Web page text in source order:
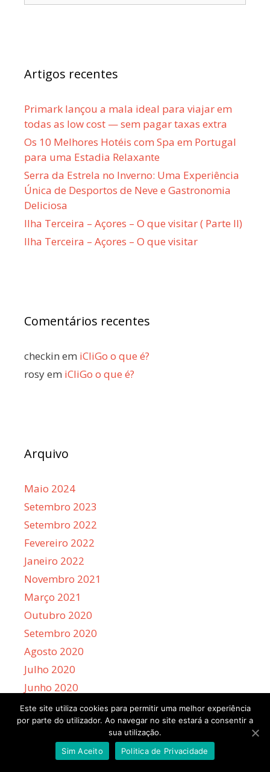
Artigos recentes
Primark lançou a mala ideal para viajar em
todas as low cost — sem pagar taxas extra
Os 10 Melhores Hotéis com Spa em Portugal
para uma Estadia Relaxante
Serra da Estrela no Inverno: Uma Experiência
Única de Desportos de Neve e Gastronomia
Deliciosa
Ilha Terceira – Açores – O que visitar ( Parte II)
Ilha Terceira – Açores – O que visitar
Comentários recentes
checkin em iCliGo o que é?
rosyem iCliGo o que é?
Arquivo
Maio 2024
Setembro 2023
Setembro 2022
Fevereiro 2022
Janeiro 2022
Novembro 2021
Março 2021
Outubro 2020
Setembro 2020
Agosto 2020
Julho 2020
Junho 2020
Maio 2020
Abril 2020
Março 2020
Este site utiliza cookies para permitir uma melhor experiência
por parte do utilizador. Ao navegar no site estará a consentir a
sua utilização.
Sim Aceito
Politica de Privacidade